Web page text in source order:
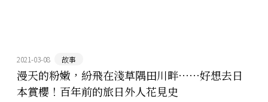
2021-03-08 故事
漫天的粉嫩，紛飛在淺草隅田川畔⋯⋯好想去日
本賞櫻！百年前的旅日外人花見史